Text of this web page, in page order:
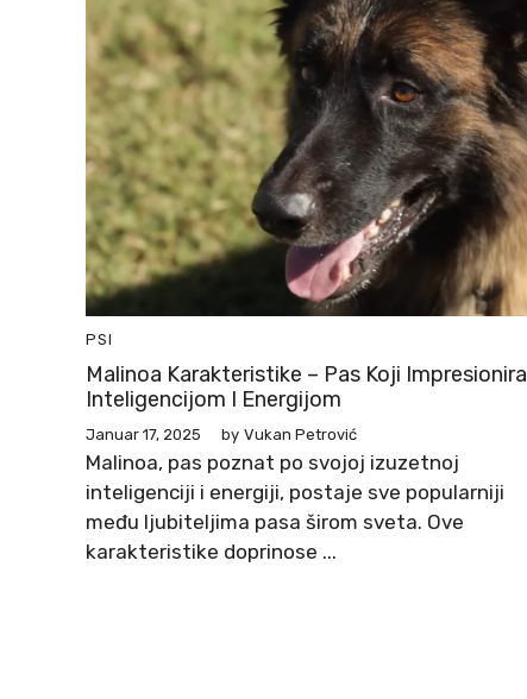
PSI
Malinoa Karakteristike – Pas Koji Impresionira
Inteligencijom I Energijom
Januar 17, 2025 by Vukan Petrović
Malinoa, pas poznat po svojoj izuzetnoj
inteligenciji i energiji, postaje sve popularniji
među ljubiteljima pasa širom sveta. Ove
karakteristike doprinose ...